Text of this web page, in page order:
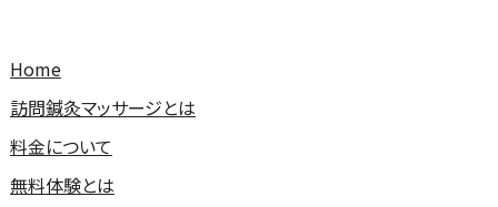
Home
訪問鍼灸マッサージとは
料金について
無料体験とは